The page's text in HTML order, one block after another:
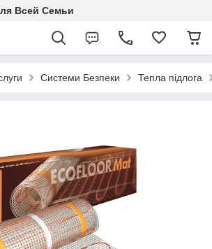
Всей Семьи
Системи Безпеки Тепла підлога